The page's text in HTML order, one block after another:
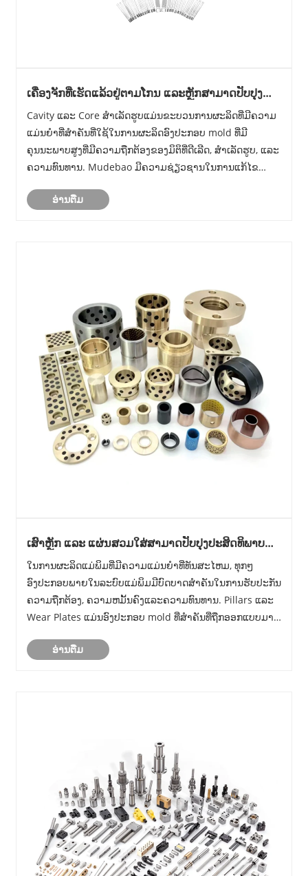
ເຄື່ອງຈັກທີ່ເຮັດແລ້ວຢູ່ຕາມໂກນ ແລະຫຼັກສາມາດປັບປຸງ
ຄວາມຖືກຕ້ອງຂອງການຜະລິດແມ່ພິມ ແລະປະສິດທິພາບ
ການຜະລິດໄດ້ແນວໃດ
Cavity ແລະ Core ສໍາເລັດຮູບແມ່ນຂະບວນການຜະລິດທີ່ມີຄວາມ
ແມ່ນຍໍາທີ່ສໍາຄັນທີ່ໃຊ້ໃນການຜະລິດອົງປະກອບ mold ທີ່ມີ
ຄຸນນະພາບສູງທີ່ມີຄວາມຖືກຕ້ອງຂອງມິຕິທີ່ດີເລີດ, ສໍາເລັດຮູບ, ແລະ
ຄວາມທົນທານ. Mudebao ມີຄວາມຊ່ຽວຊານໃນການແກ້ໄຂ
ແລະການບໍລິການປຸງແຕ່ງຫຼັກສໍາລັບອຸດສາ......
ອ່ານ​ຕື່ມ
ເສົາຫຼັກ ແລະ ແຜ່ນສວມໃສ່ສາມາດປັບປຸງປະສິດທິພາບ
ຂອງແມ່ພິມ ແລະ ຍືດອາຍຸເຄື່ອງມືໄດ້ແນວໃດ
ໃນການຜະລິດແມ່ພິມທີ່ມີຄວາມແມ່ນຍໍາທີ່ທັນສະໄຫມ, ທຸກໆ
ອົງປະກອບພາຍໃນລະບົບແມ່ພິມມີບົດບາດສໍາຄັນໃນການຮັບປະກັນ
ຄວາມຖືກຕ້ອງ, ຄວາມຫມັ້ນຄົງແລະຄວາມທົນທານ. Pillars ແລະ
Wear Plates ແມ່ນອົງປະກອບ mold ທີ່ສໍາຄັນທີ່ຖືກອອກແບບມາ
ປົກປ້ອງພາກສ່ວນທີ່ສໍາຄັນຈາກຄວາມເສຍຫາຍ......
ອ່ານ​ຕື່ມ